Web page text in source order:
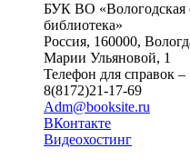
БУК ВО «Вологодская
библиотека»
Россия, 160000,
Марии Ульяновой, 1
Телефон для справок –
8(8172)21-17-69
Adm@booksite.ru
ВКонтакте
Видеохостинг